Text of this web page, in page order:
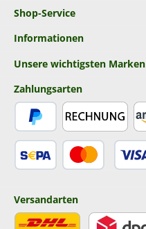
Shop-Service
Informationen
Unsere wichtigsten Marken
Zahlungsarten
Versandarten